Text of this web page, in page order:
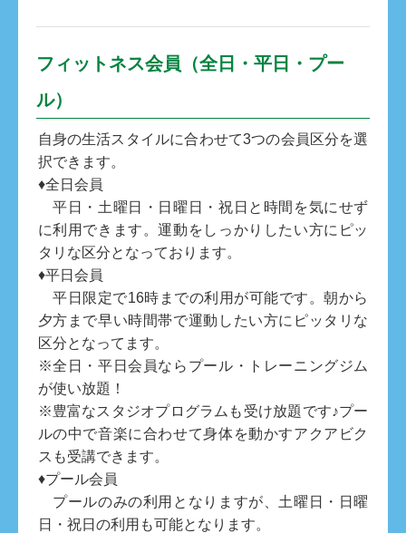
フィットネス会員（全日・平日・プー
ル）
自身の生活スタイルに合わせて3つの会員区分を選
択できます。
♦全日会員
平日・土曜日・日曜日・祝日と時間を気にせず
に利用できます。運動をしっかりしたい方にピッ
タリな区分となっております。
♦平日会員
平日限定で16時までの利用が可能です。朝から
夕方まで早い時間帯で運動したい方にピッタリな
区分となってます。
※全日・平日会員ならプール・トレーニングジム
が使い放題！
※豊富なスタジオプログラムも受け放題です♪プー
ルの中で音楽に合わせて身体を動かすアクアビク
スも受講できます。
♦プール会員
プールのみの利用となりますが、土曜日・日曜
日・祝日の利用も可能となります。